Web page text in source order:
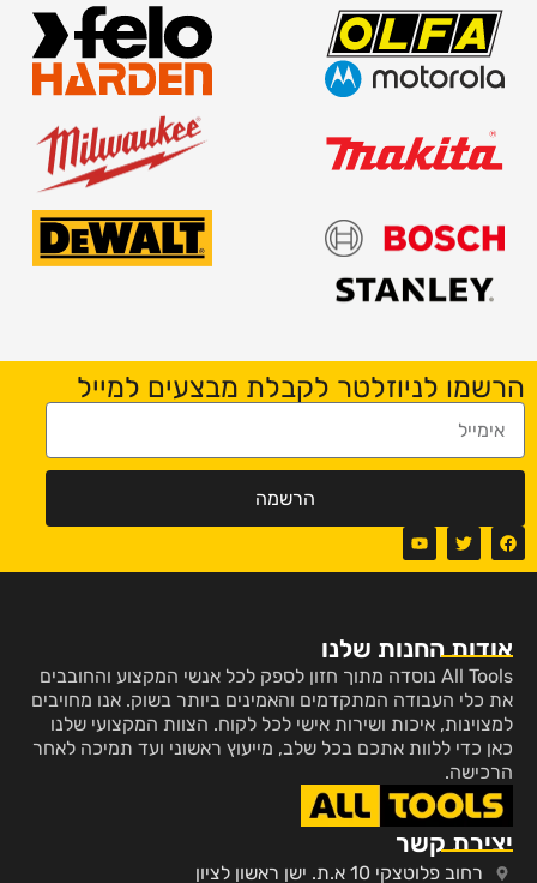
הרשמו לניוזלטר לקבלת מבצעים למייל
הרשמה
אודות החנות שלנו
All Tools נוסדה מתוך חזון לספק לכל אנשי המקצוע והחובבים
את כלי העבודה המתקדמים והאמינים ביותר בשוק. אנו מחויבים
למצוינות, איכות ושירות אישי לכל לקוח. הצוות המקצועי שלנו
כאן כדי ללוות אתכם בכל שלב, מייעוץ ראשוני ועד תמיכה לאחר
הרכישה.
יצירת קשר
רחוב פלוטצקי 10 א.ת. ישן ראשון לציון